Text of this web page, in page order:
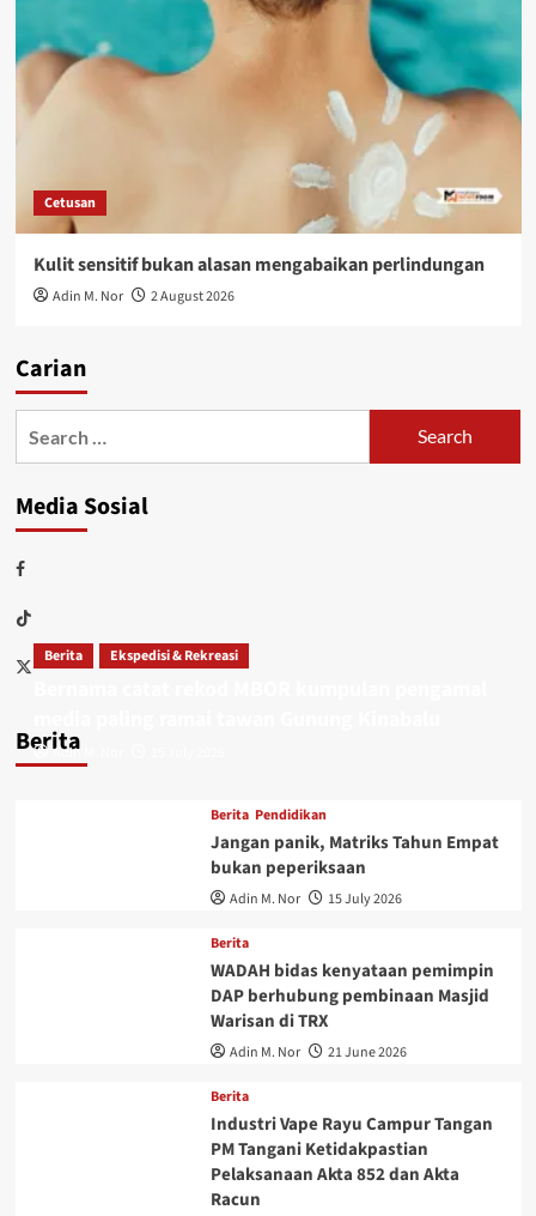
Cetusan
Kulit sensitif bukan alasan mengabaikan perlindungan
Adin M. Nor 2 August 2026
Carian
Media Sosial
Berita
Berita Ekspedisi & Rekreasi
Adin M. Nor
Berita Pendidikan
Jangan panik, Matriks Tahun Empat
bukan peperiksaan
Adin M. Nor 15 July 2026
Berita
WADAH bidas kenyataan pemimpin
DAP berhubung pembinaan Masjid
Warisan di TRX
Adin M. Nor 21 June 2026
Berita
Industri Vape Rayu Campur Tangan
PM Tangani Ketidakpastian
Pelaksanaan Akta 852 dan Akta
Racun